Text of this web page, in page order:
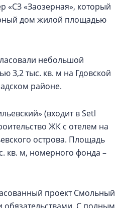
«СЗ «Заозерная», который
дом жилой площадью
небольшой
3,2 тыс. кв. м на Гдовской
районе.
(входит в Setl
ЖК с отелем на
острова. Площадь
кв. м, номерного фонда –
проект Смольный